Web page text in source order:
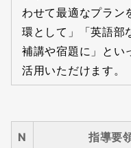
わせて最適なプラン
環として」「英語部
補講や宿題に」とい
活用いただけます。
N
指導要